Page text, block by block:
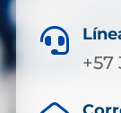

+57